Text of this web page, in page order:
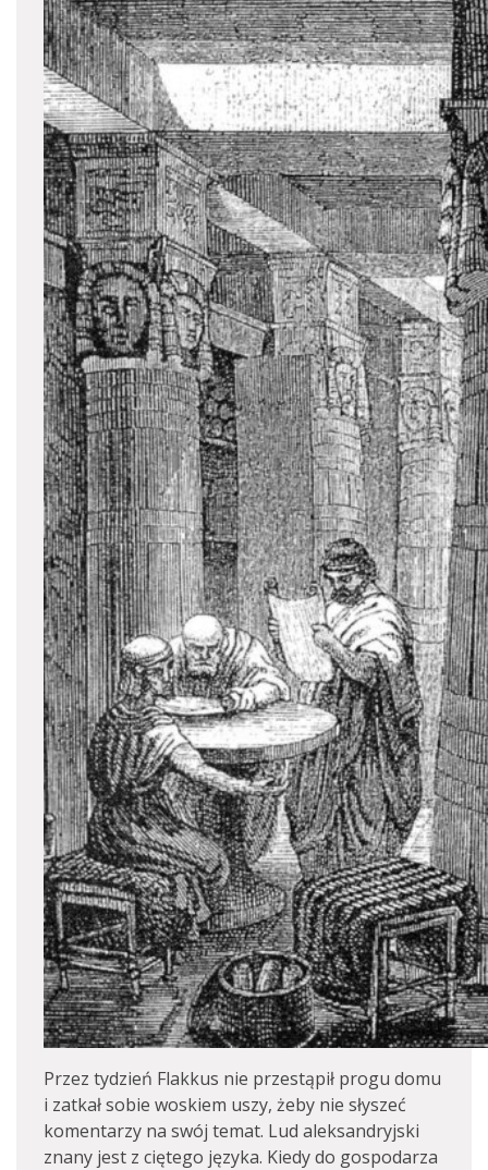
Przez tydzień Flakkus nie przestąpił progu domu
i zatkał sobie woskiem uszy, żeby nie słyszeć
komentarzy na swój temat. Lud aleksandryjski
znany jest z ciętego języka. Kiedy do gospodarza